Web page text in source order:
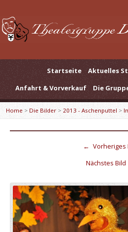
Startseite
Aktuelles
Anfahrt & Vorverkauf
Die
Home > Die Bilder> 2013 - Aschenputtel>
← Vorheriges
Nächstes Bild